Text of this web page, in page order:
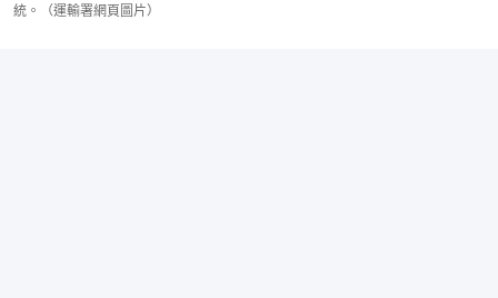
統。（運輸署網頁圖片）